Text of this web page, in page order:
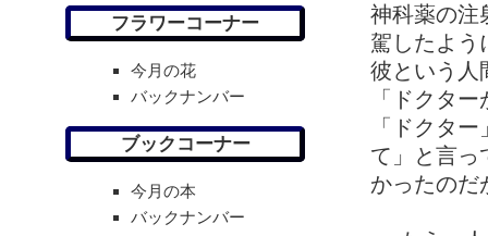
フラワーコーナー
今月の花
バックナンバー
ブックコーナー
今月の本
バックナンバー
神科薬の注
駕したよう
彼という人
「ドクタ
「ドクタ
て」と言っ
かったのだ